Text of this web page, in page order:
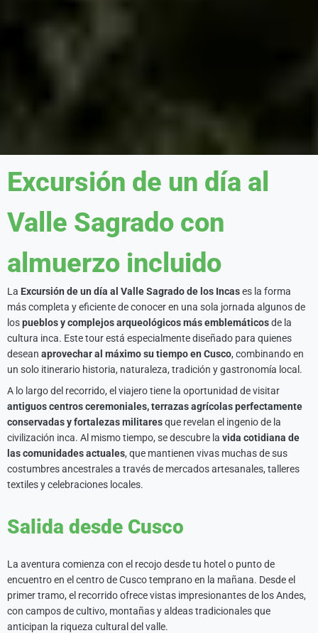
Excursión de un día al
Valle Sagrado con
almuerzo incluido
La Excursión de un día al Valle Sagrado de los Incases la forma
más completa y eficiente de conocer en una sola jornada algunos de
lospueblos y complejos arqueológicos más emblemáticosde la
cultura inca. Este tour está especialmente diseñado para quienes
desean aprovechar al máximo su tiempo en Cusco, combinando en
un solo itinerario historia, naturaleza, tradición y gastronomía local.
A lo largo del recorrido, el viajero tiene la oportunidad de visitar
antiguos centros ceremoniales, terrazas agrícolas perfectamente
conservadas y fortalezas militaresque revelan el ingenio de la
civilización inca. Al mismo tiempo, se descubre la vida cotidiana de
las comunidades actuales, que mantienen vivas muchas de sus
costumbres ancestrales a través de mercados artesanales, talleres
textiles y celebraciones locales.
Salida desde Cusco
La aventura comienza con el recojo desde tu hotel o punto de
encuentro en el centro de Cusco temprano en la mañana. Desde el
primer tramo, el recorrido ofrece vistas impresionantes de los Andes,
con campos de cultivo, montañas y aldeas tradicionales que
anticipan la riqueza cultural del valle.